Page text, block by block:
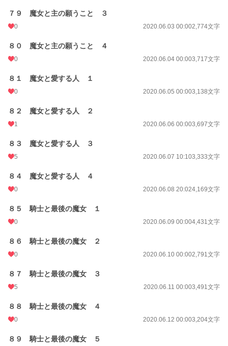
７９ 魔女と主の願うこと ３
0 2020.06.03 00:002,774文字
８０ 魔女と主の願うこと ４
0 2020.06.04 00:003,717文字
８１ 魔女と愛する人 １
0 2020.06.05 00:003,138文字
８２ 魔女と愛する人 ２
1 2020.06.06 00:003,697文字
８３ 魔女と愛する人 ３
5 2020.06.07 10:103,333文字
８４ 魔女と愛する人 ４
0 2020.06.08 20:024,169文字
８５ 騎士と最後の魔女 １
0 2020.06.09 00:004,431文字
８６ 騎士と最後の魔女 ２
0 2020.06.10 00:002,791文字
８７ 騎士と最後の魔女 ３
5 2020.06.11 00:003,491文字
８８ 騎士と最後の魔女 ４
0 2020.06.12 00:003,204文字
８９ 騎士と最後の魔女 ５